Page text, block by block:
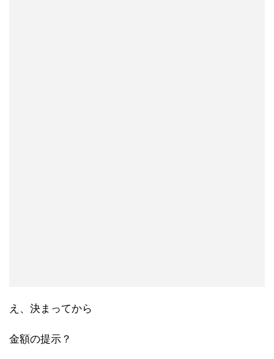
え、決まってから
金額の提示？